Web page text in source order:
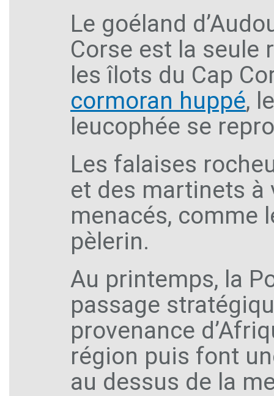
Le goéland
Corse est la seule
les îlots du Cap
cormoran huppé,
leucophée se
Les falaises
et des martinets à
menacés, comme
pèlerin.
Au printemps, la
passage
provenance
région puis font
au dessus de la